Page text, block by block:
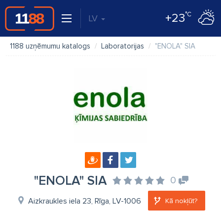
LV +23°C
1188 uzņēmumu katalogs Laboratorijas "ENOLA" SIA
"ENOLA" SIA 0
Aizkraukles iela 23, Rīga, LV-1006 Kā nokļūt?